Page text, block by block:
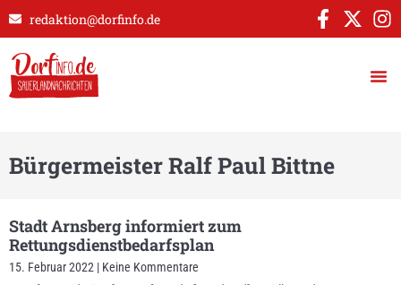
redaktion@dorfinfo.de
Bürgermeister Ralf Paul Bittne
Stadt Arnsberg informiert zum
Rettungsdienstbedarfsplan
15. Februar 2022 Keine Kommentare